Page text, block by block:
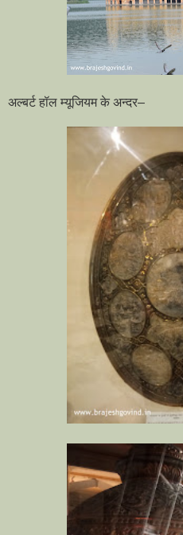
अल्बर्ट हॉल म्यूजियम के अन्दर–